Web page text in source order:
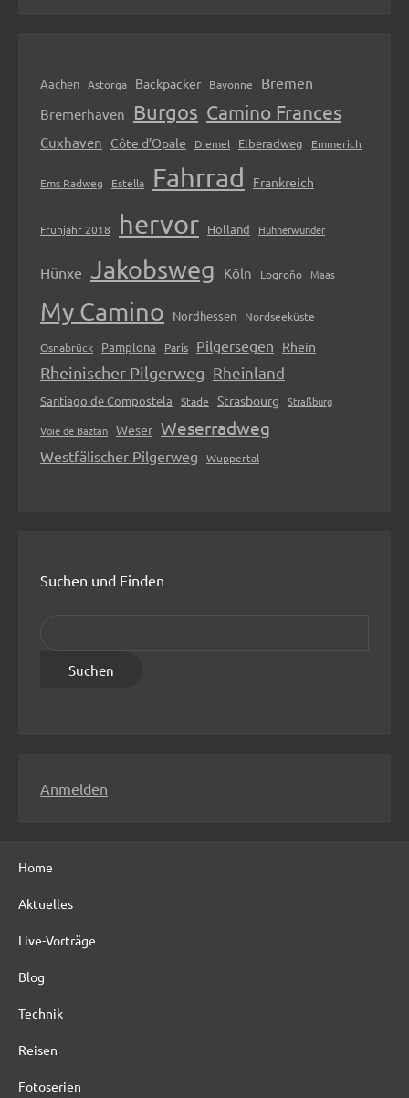
Aachen Astorga Backpacker Bayonne Bremen
Bremerhaven Burgos Camino Frances
Cuxhaven Côte d’Opale Diemel Elberadweg Emmerich
Ems Radweg Estella Fahrrad Frankreich
Frühjahr 2018 hervor Holland Hühnerwunder
Hünxe Jakobsweg Köln Logroño Maas
My Camino Nordhessen Nordseeküste
Osnabrück Pamplona Paris Pilgersegen Rhein
Rheinischer Pilgerweg Rheinland
Santiago de Compostela Stade Strasbourg
Straßburg
Voie de Baztan Weser Weserradweg
Westfälischer Pilgerweg Wuppertal
Suchen und Finden
u
Anmelden
Home
Aktuelles
Live-Vorträge
Blog
Technik
Reisen
Fotoserien